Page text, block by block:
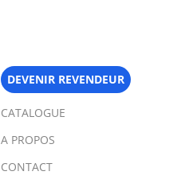
DEVENIR REVENDEUR
CATALOGUE
A PROPOS
CONTACT